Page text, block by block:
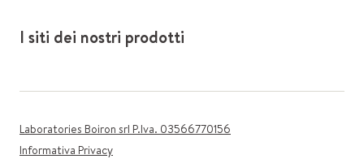
I siti dei nostri prodotti
Laboratories Boiron srl P.Iva. 03566770156
Informativa Privacy